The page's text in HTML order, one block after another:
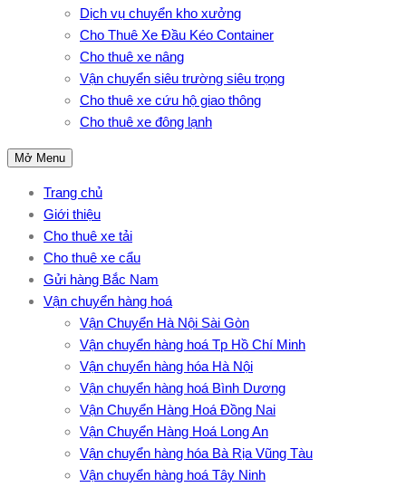
Dịch vụ chuyển kho xưởng
Cho Thuê Xe Đầu Kéo Container
Cho thuê xe nâng
Vận chuyển siêu trường siêu trọng
Cho thuê xe cứu hộ giao thông
Cho thuê xe đông lạnh
Mở Menu
Trang chủ
Giới thiệu
Cho thuê xe tải
Cho thuê xe cẩu
Gửi hàng Bắc Nam
Vận chuyển hàng hoá
Vận Chuyển Hà Nội Sài Gòn
Vận chuyển hàng hoá Tp Hồ Chí Minh
Vận chuyển hàng hóa Hà Nội
Vận chuyển hàng hoá Bình Dương
Vận Chuyển Hàng Hoá Đồng Nai
Vận Chuyển Hàng Hoá Long An
Vận chuyển hàng hóa Bà Rịa Vũng Tàu
Vận chuyển hàng hoá Tây Ninh